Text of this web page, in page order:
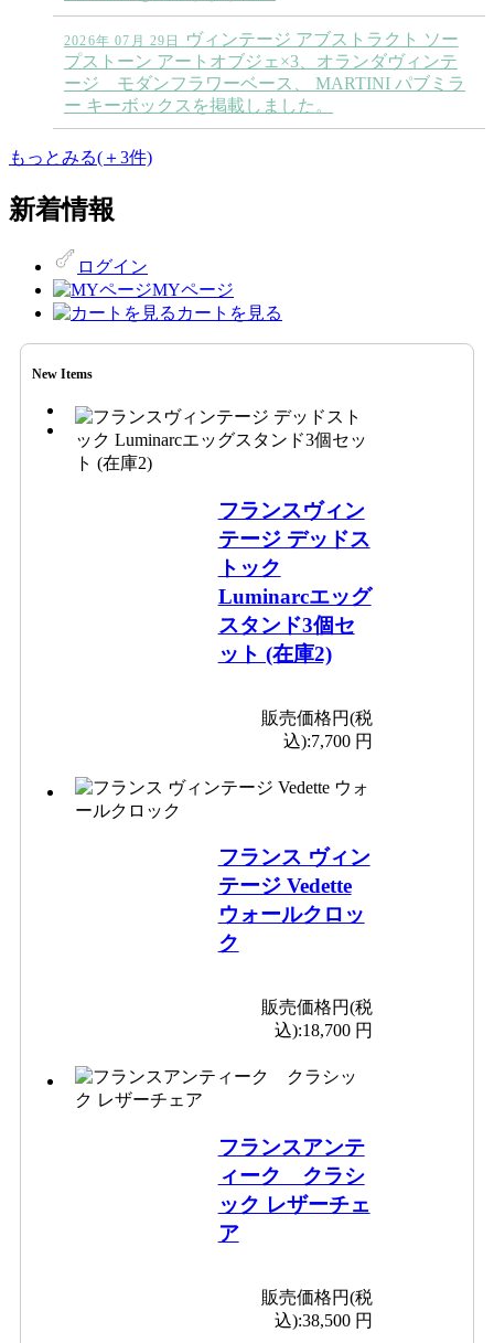
2026年 07月 29日
ヴィンテージ アブストラクト ソー
プストーン アートオブジェ×3、オランダヴィンテ
ージ モダンフラワーベース、 MARTINI パブミラ
ー キーボックスを掲載しました。
もっとみる(＋3件)
新着情報
ログイン
MYページ
カートを見る
New Items
フランスヴィン
テージ デッドス
トック
Luminarcエッグ
スタンド3個セ
ット (在庫2)
販売価格円(税
込):7,700 円
フランス ヴィン
テージ Vedette
ウォールクロッ
ク
販売価格円(税
込):18,700 円
フランスアンテ
ィーク クラシ
ック レザーチェ
ア
販売価格円(税
込):38,500 円